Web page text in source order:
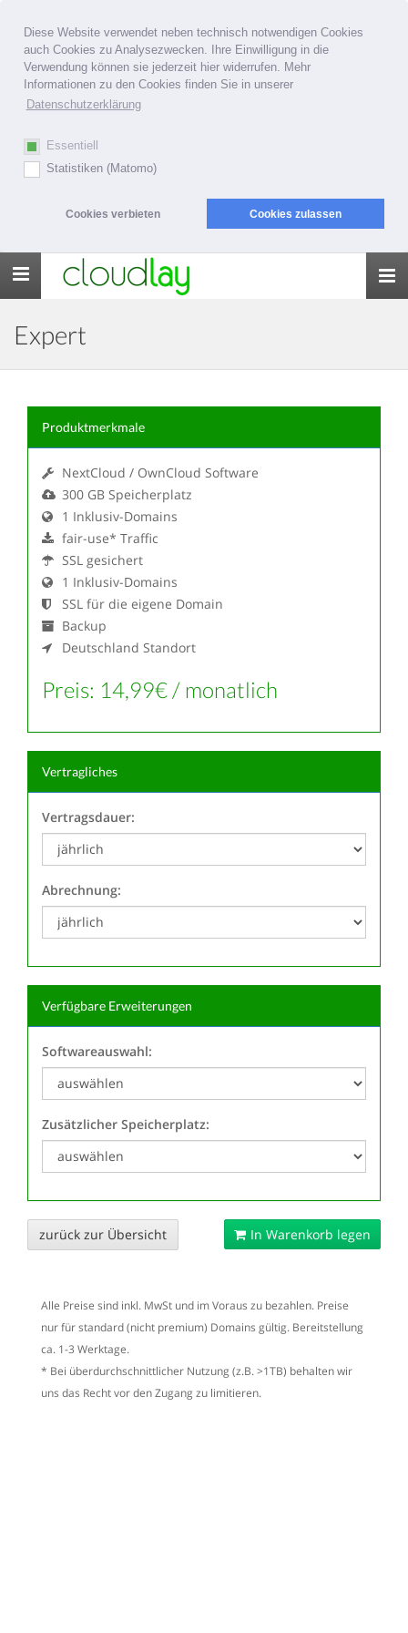
Diese Website verwendet neben technisch notwendigen Cookies
auch Cookies zu Analysezwecken. Ihre Einwilligung in die
Verwendung können sie jederzeit hier widerrufen. Mehr
Informationen zu den Cookies finden Sie in unserer
Datenschutzerklärung
Essentiell
Statistiken (Matomo)
Cookies verbieten Cookies zulassen
Toggle
navigation
Expert
Produktmerkmale
NextCloud / OwnCloud Software
300 GB Speicherplatz
1 Inklusiv-Domains
fair-use* Traffic
SSL gesichert
1 Inklusiv-Domains
SSL für die eigene Domain
Backup
Deutschland Standort
Preis: 14,99€ / monatlich
Vertragliches
Vertragsdauer:
Abrechnung:
Verfügbare Erweiterungen
Softwareauswahl:
Zusätzlicher Speicherplatz:
zurück zur Übersicht In Warenkorb legen
Alle Preise sind inkl. MwSt und im Voraus zu bezahlen. Preise
nur für standard (nicht premium) Domains gültig. Bereitstellung
ca. 1-3 Werktage.
* Bei überdurchschnittlicher Nutzung (z.B. >1TB) behalten wir
uns das Recht vor den Zugang zu limitieren.